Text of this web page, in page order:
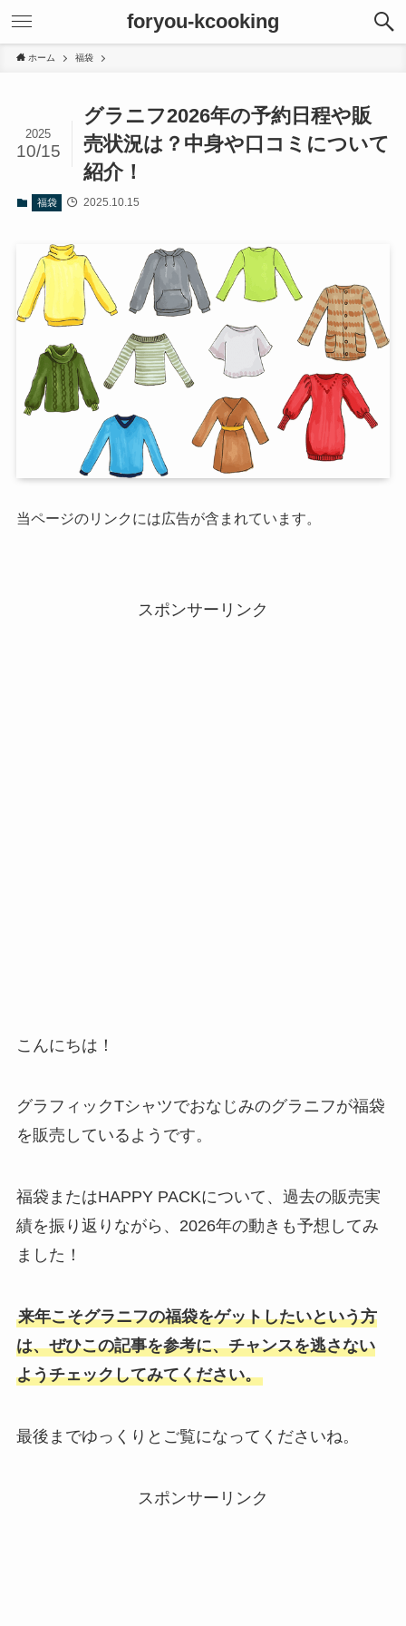
foryou-kcooking
ホーム 福袋
グラニフ2026年の予約日程や販
売状況は？中身や口コミについて
紹介！
2025
10/15
福袋 2025.10.15
当ページのリンクには広告が含まれています。
スポンサーリンク
こんにちは！
グラフィックTシャツでおなじみのグラニフが福袋
を販売しているようです。
福袋またはHAPPY PACKについて、過去の販売実
績を振り返りながら、2026年の動きも予想してみ
ました！
来年こそグラニフの福袋をゲットしたいという方
は、ぜひこの記事を参考に、チャンスを逃さない
ようチェックしてみてください。
最後までゆっくりとご覧になってくださいね。
スポンサーリンク